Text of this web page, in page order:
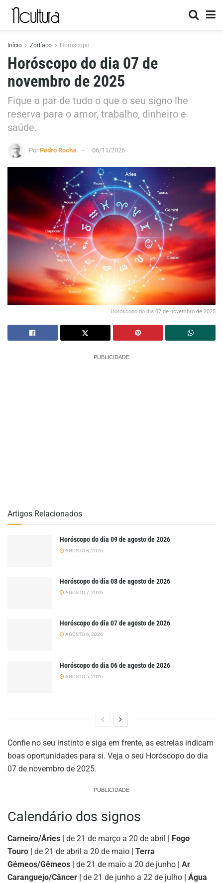
Início Zodíaco Horóscopo
Horóscopo do dia 07 de
novembro de 2025
Fique a par de tudo o que o seu signo lhe
reserva para o amor, trabalho, dinheiro e
saúde.
Por Pedro Rocha 06/11/2025
Horóscopo do dia 07 de novembro de 2025
PUBLICIDADE
Artigos Relacionados
Horóscopo do dia 09 de agosto de 2026
AGOSTO 8, 2026
Horóscopo do dia 08 de agosto de 2026
AGOSTO 7, 2026
Horóscopo do dia 07 de agosto de 2026
AGOSTO 6, 2026
Horóscopo do dia 06 de agosto de 2026
AGOSTO 5, 2026
Confie no seu instinto e siga em frente, as estrelas indicam
boas oportunidades para si. Veja o seu Horóscopo do dia
07 de novembro de 2025.
PUBLICIDADE
Calendário dos signos
Carneiro/Áries | de 21 de março a 20 de abril
| Fogo
Touro | de 21 de abril a 20 de maio | Terra
Gémeos/Gêmeos | de 21 de maio a 20 de junho | Ar
Caranguejo/Câncer | de 21 de junho a 22 de julho | Água